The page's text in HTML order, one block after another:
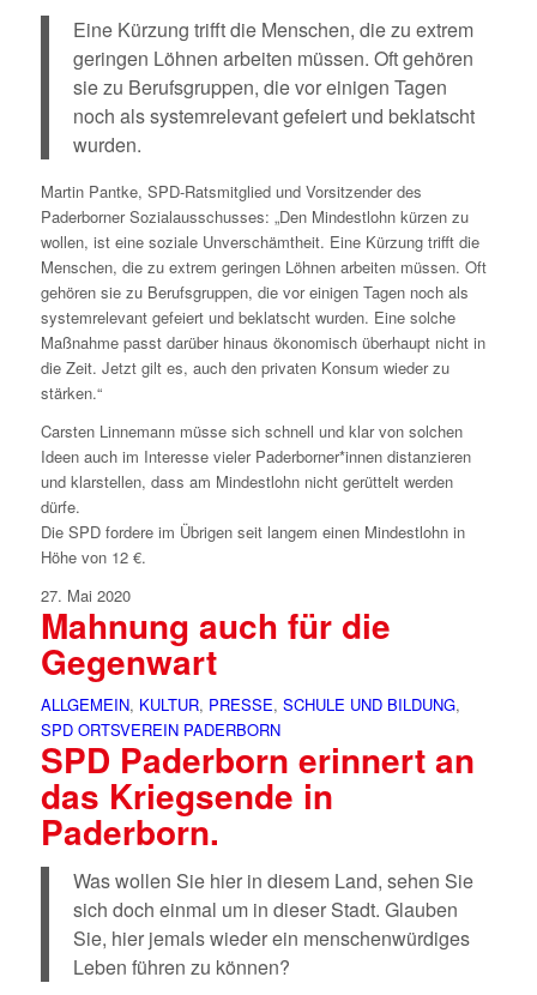
Eine Kürzung trifft die Menschen, die zu extrem
geringen Löhnen arbeiten müssen. Oft gehören
sie zu Berufsgruppen, die vor einigen Tagen
noch als systemrelevant gefeiert und beklatscht
wurden.
Martin Pantke, SPD-Ratsmitglied und Vorsitzender des
Paderborner Sozialausschusses: „Den Mindestlohn kürzen zu
wollen, ist eine soziale Unverschämtheit. Eine Kürzung trifft die
Menschen, die zu extrem geringen Löhnen arbeiten müssen. Oft
gehören sie zu Berufsgruppen, die vor einigen Tagen noch als
systemrelevant gefeiert und beklatscht wurden. Eine solche
Maßnahme passt darüber hinaus ökonomisch überhaupt nicht in
die Zeit. Jetzt gilt es, auch den privaten Konsum wieder zu
stärken.“
Carsten Linnemann müsse sich schnell und klar von solchen
Ideen auch im Interesse vieler Paderborner*innen distanzieren
und klarstellen, dass am Mindestlohn nicht gerüttelt werden
dürfe.
Die SPD fordere im Übrigen seit langem einen Mindestlohn in
Höhe von 12 €.
27. Mai 2020
Mahnung auch für die
Gegenwart
ALLGEMEIN, KULTUR, PRESSE, SCHULE UND BILDUNG,
SPD ORTSVEREIN PADERBORN
SPD Paderborn erinnert an
das Kriegsende in
Paderborn.
Was wollen Sie hier in diesem Land, sehen Sie
sich doch einmal um in dieser Stadt. Glauben
Sie, hier jemals wieder ein menschenwürdiges
Leben führen zu können?